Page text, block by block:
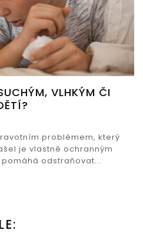
VLHKÝM ČI
problémem, který
je vlastně ochranným
odstraňovat...